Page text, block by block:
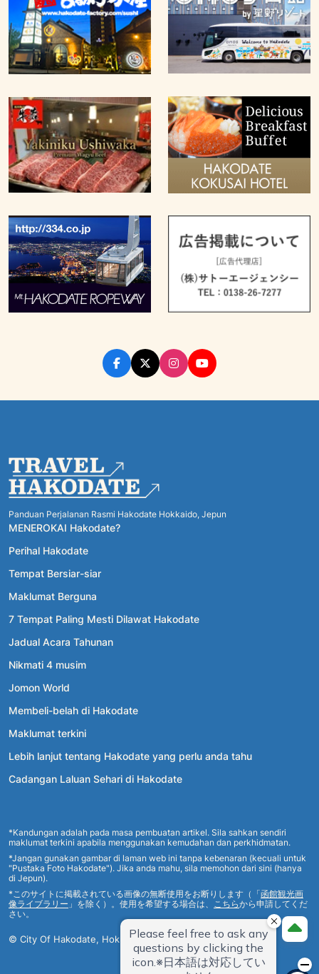
Panduan Perjalanan Rasmi Hakodate Hokkaido, Jepun
MENEROKAI Hakodate?
Perihal Hakodate
Tempat Bersiar-siar
Maklumat Berguna
7 Tempat Paling Mesti Dilawat Hakodate
Jadual Acara Tahunan
Nikmati 4 musim
Jomon World
Membeli-belah di Hakodate
Maklumat terkini
Lebih lanjut tentang Hakodate yang perlu anda tahu
Cadangan Laluan Sehari di Hakodate
*Kandungan adalah pada masa pembuatan artikel. Sila sahkan sendiri
maklumat terkini apabila menggunakan kemudahan dan perkhidmatan.
*Jangan gunakan gambar di laman web ini tanpa kebenaran (kecuali untuk
"Pustaka Foto Hakodate"). Jika anda mahu, sila memohon dari sini (hanya
di Jepun).
*このサイトに掲載されている画像の無断使用をお断りします（「函館観光画
像ライブラリー 」を除く）。使用を希望する場合は、 こちらから申請してくだ
さい。
© City Of Hakodate, Hokkaido, Japan